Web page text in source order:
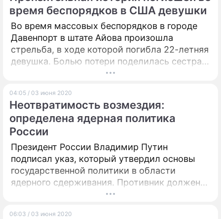
ПРЕСС-РЕЛИЗЫ
О ПРОЕКТЕ
время беспорядков в США девушки
Во время массовых беспорядков в городе
Давенпорт в штате Айова произошла
стрельба, в ходе которой погибла 22-летняя
девушка. Болью потери поделилась сестра
04:05 / 03 июня 2020
Неотвратимость возмездия:
определена ядерная политика
России
Президент России Владимир Путин
подписал указ, который утвердил основы
государственной политики в области
ядерного сдерживания. Противник должен
знать о неотвратимости возмездия в случае
06:03 / 03 июня 2020